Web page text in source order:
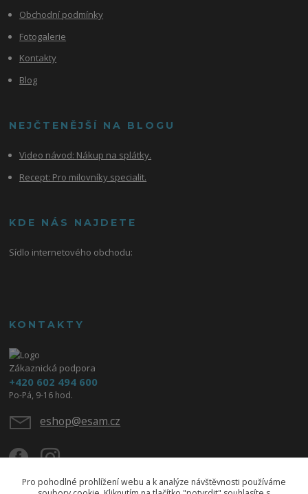
Obchodní podmínky
Fotogalerie
Kontakty
Blog
NEJČTENĚJŠÍ NA BLOGU
Video návod: Nákup na splátky.
Recept: Pro milovníky specialit.
KDE NÁS NAJDETE
Sídlo internetového obchodu:
KONTAKTY
Zákaznická podpora
+420 602 494 600
Po-Pá, 9-16 hod.
eshop@esam.cz
Pro pohodlné prohlížení webu a k analýze návštěvnosti používáme